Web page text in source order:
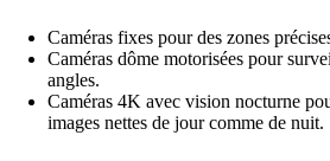
Caméras fixes pour des zones
Caméras dôme motorisées pour
angles.
Caméras 4K avec vision nocturne
images nettes de jour comme de nuit.